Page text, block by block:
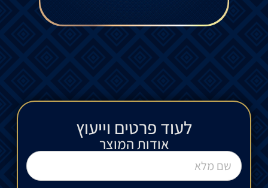
לעוד פרטים וייעוץ​
אודות המוצר